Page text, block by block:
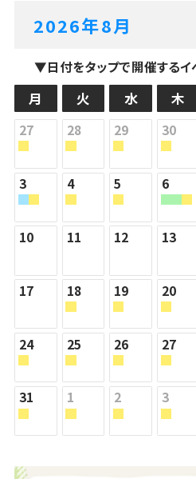
2026年8月
▼日付をタップで開催するイ
月 火 水 木
27 28 29 30
3 4 5 6
10 11 12 13
17 18 19 20
24 25 26 27
31 1 2 3